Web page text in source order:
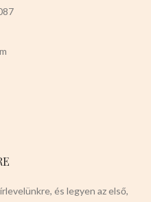
és legyen az első,